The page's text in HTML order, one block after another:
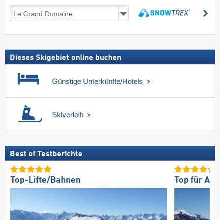
Skireisen
inkl.
Dieses Skigebiet online buchen
Günstige Unterkünfte/Hotels
Skiverleih
Best of Testberichte
Top-Lifte/Bahnen Top für